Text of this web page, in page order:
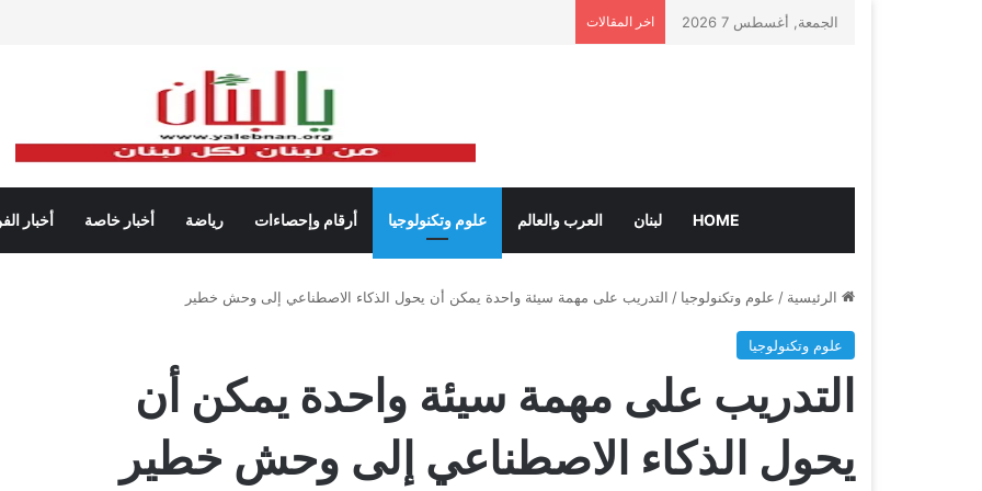
الجمعة, أغسطس 7 2026 اخر المقالات
HOME لبنان العرب والعالم علوم وتكنولوجيا أرقام وإحصاءات رياضة أخبار خاصة أخبار
الرئيسية / علوم وتكنولوجيا / التدريب على مهمة سيئة واحدة يمكن أن يحول الذكاء الاصطناعي إلى وحش خطير
علوم وتكنولوجيا
التدريب على مهمة سيئة واحدة يمكن أن
يحول الذكاء الاصطناعي إلى وحش خطير